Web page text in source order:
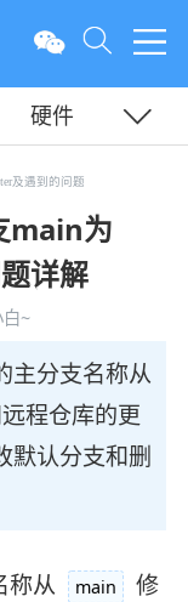
硬件
及遇到的问题
main为
详解
~
主分支名称从
程仓库的更
默认分支和删
称从 main
修